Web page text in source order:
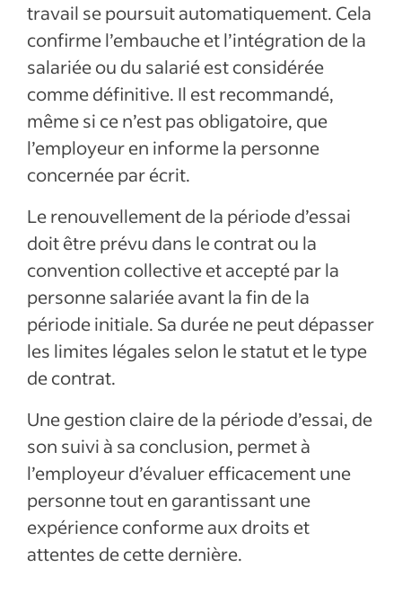
travail se poursuit automatiquement. Cela
confirme l’embauche et l’intégration de la
salariée ou du salarié est considérée
comme définitive. Il est recommandé,
même si ce n’est pas obligatoire, que
l’employeur en informe la personne
concernée par écrit.
Le renouvellement de la période d’essai
doit être prévu dans le contrat ou la
convention collective et accepté par la
personne salariée avant la fin de la
période initiale. Sa durée ne peut dépasser
les limites légales selon le statut et le type
de contrat.
Une gestion claire de la période d’essai, de
son suivi à sa conclusion, permet à
l’employeur d’évaluer efficacement une
personne tout en garantissant une
expérience conforme aux droits et
attentes de cette dernière.